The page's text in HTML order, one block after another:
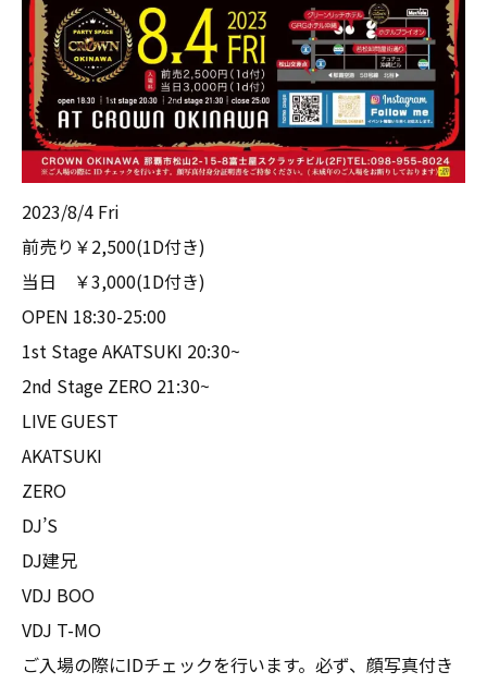
2023/8/4 Fri
前売り￥2,500(1D付き)
当日 ￥3,000(1D付き)
OPEN 18:30-25:00
1st Stage AKATSUKI 20:30~
2nd Stage ZERO 21:30~
LIVE GUEST
AKATSUKI
ZERO
DJ’S
DJ建兄
VDJ BOO
VDJ T-MO
ご入場の際にIDチェックを行います。必ず、顔写真付き